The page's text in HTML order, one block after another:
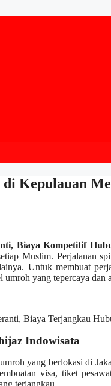
Kepulauan
Biaya Kompetitif
Muslim. Perjalanan
Untuk membuat
yang tepercaya
Indowisata
yang berlokasi di
visa, tiket